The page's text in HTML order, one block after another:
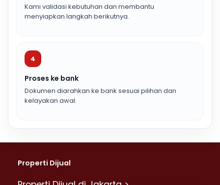
Kami validasi kebutuhan dan membantu
menyiapkan langkah berikutnya.
4
Proses ke bank
Dokumen diarahkan ke bank sesuai pilihan dan
kelayakan awal.
Properti Dijual